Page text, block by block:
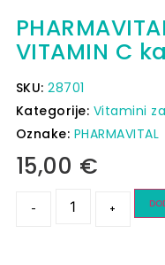
VITAMIN C
SKU:28701
Kategorije: Vitamini
Oznake: PHARMAVITAL
15,00 €
- +